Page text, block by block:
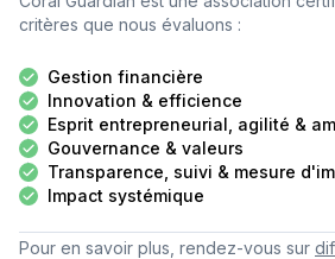
critères que nous évaluons :
Gestion financière
Innovation & efficience
Esprit entrepreneurial, agilité &
Gouvernance & valeurs
Transparence, suivi & mesure
Impact systémique
Pour en savoir plus, rendez-vous sur